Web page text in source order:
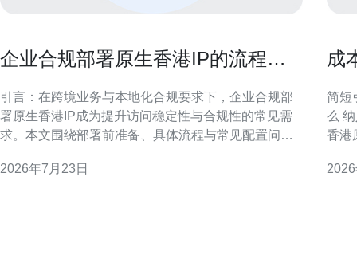
企业合规部署原生香港IP的流程与
引言：在跨境业务与本地化合规要求下，企业合规部
署原生香港IP成为提升访问稳定性与合规性的常见需
求。本文围绕部署前准备、具体流程与常见配置问题
团队协同推进。 为什么选择原生香港IP进行合规部署
2026年7月23日
成
简短
么 纳入
香港
确概